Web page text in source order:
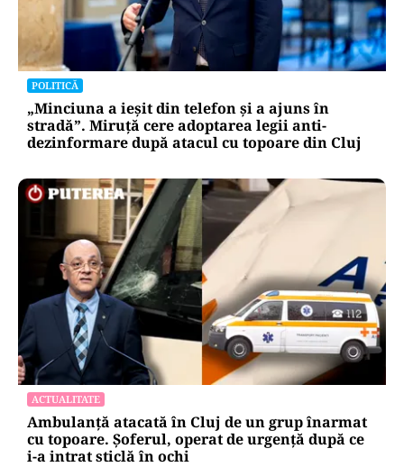
POLITICĂ
„Minciuna a ieșit din telefon și a ajuns în
stradă”. Miruță cere adoptarea legii anti-
dezinformare după atacul cu topoare din Cluj
ACTUALITATE
Ambulanță atacată în Cluj de un grup înarmat
cu topoare. Șoferul, operat de urgență după ce
i-a intrat sticlă în ochi